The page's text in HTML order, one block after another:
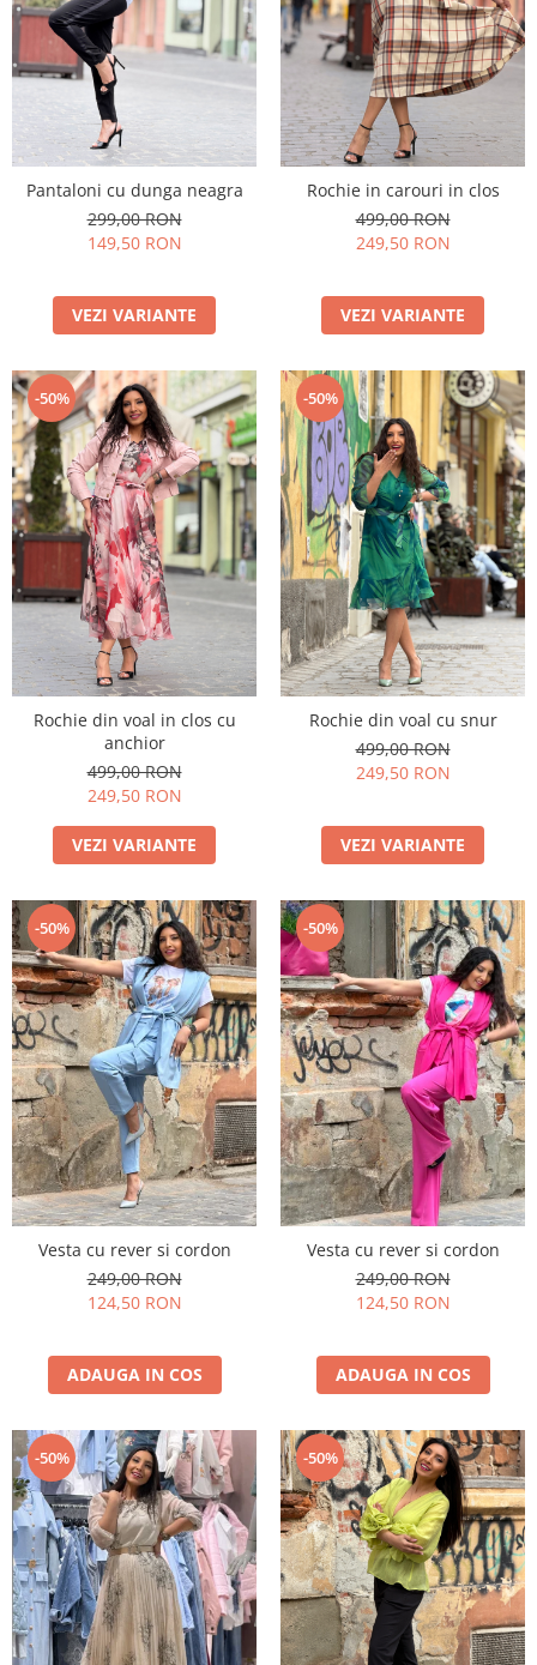
Pantaloni cu dunga neagra
299,00 RON
149,50 RON
VEZI VARIANTE
Rochie in carouri in clos
499,00 RON
249,50 RON
VEZI VARIANTE
-50%
Rochie din voal in clos cu
anchior
499,00 RON
249,50 RON
VEZI VARIANTE
-50%
Rochie din voal cu snur
499,00 RON
249,50 RON
VEZI VARIANTE
-50%
Vesta cu rever si cordon
249,00 RON
124,50 RON
ADAUGA IN COS
-50%
Vesta cu rever si cordon
249,00 RON
124,50 RON
ADAUGA IN COS
-50% -50%